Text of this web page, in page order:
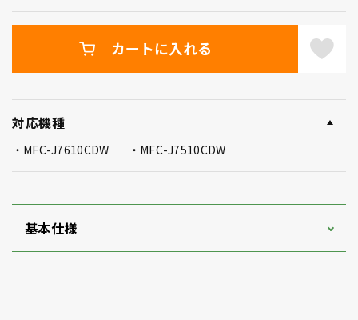
カートに入れる
対応機種
MFC-J7610CDW MFC-J7510CDW
基本仕様